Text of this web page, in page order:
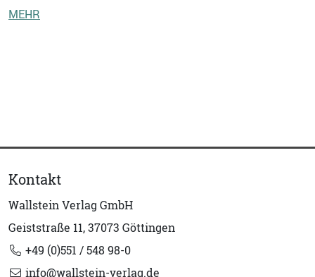
MEHR
Kontakt
Wallstein Verlag GmbH
Geiststraße 11, 37073 Göttingen
+49 (0)551 / 548 98-0
info@wallstein-verlag.de